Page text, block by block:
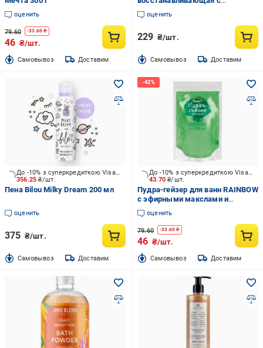
оценить
79.60 -33.60 ₴
46 ₴/шт.
Cамовывоз Доставим
женьшенем 100 мл
оценить
229 ₴/шт.
Cамовывоз Доставим
356.25₴/шт.
До -10% з суперкредиткою Visa Вигода
Пена Bilou Milky Dream 200 мл
оценить
375 ₴/шт.
Cамовывоз Доставим
43.70₴/шт.
До -10% з суперкредиткою Visa Вигода
Пудра-гейзер для ванн RAINBOW
с эфирными макслами и
протеинами 300 г
оценить
79.60 -33.60 ₴
46 ₴/шт.
Cамовывоз Доставим